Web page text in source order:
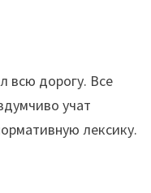
всю дорогу. Все
учат
лексику.